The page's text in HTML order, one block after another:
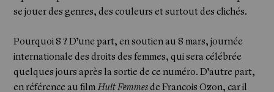
se jouer des genres, des couleurs et surtout des clichés.
Pourquoi 8 ? D’une part, en soutien au 8 mars, journée
internationale des droits des femmes, qui sera célébrée
quelques jours après la sortie de ce numéro. D’autre part,
en référence au filmHuit Femmesde Francois Ozon, car il